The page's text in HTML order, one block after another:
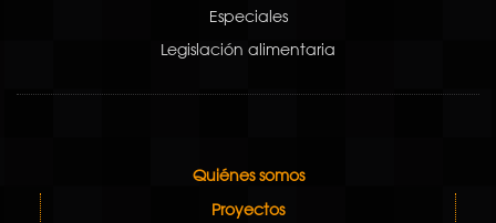
Especiales
Legislación alimentaria
Quiénes somos
Proyectos